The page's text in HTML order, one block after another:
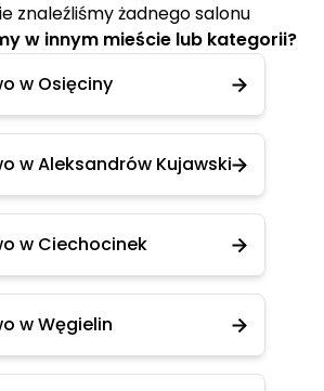
znaleźliśmy żadnego salonu
w innym mieście lub kategorii?
w Osięciny
w Aleksandrów Kujawski
w Ciechocinek
w Węgielin